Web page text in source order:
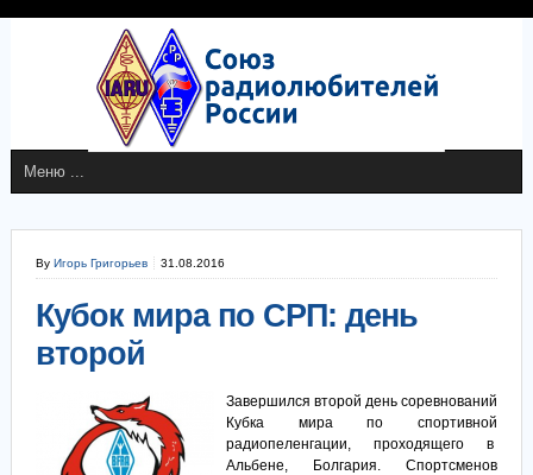
By Игорь Григорьев 31.08.2016
Кубок мира по СРП: день
второй
Завершился второй день соревнований
Кубка мира по спортивной
радиопеленгации, проходящего в
Альбене, Болгария. Спортсменов